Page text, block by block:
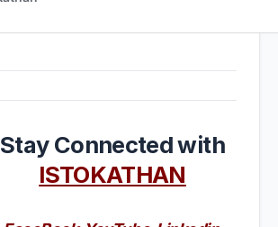
Stay Connected with
ISTOKATHAN